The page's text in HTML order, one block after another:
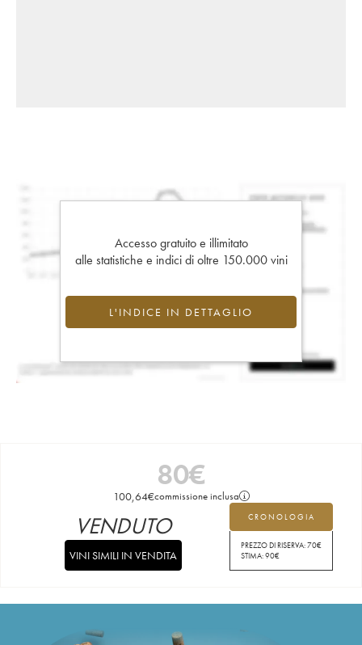
Accesso gratuito e illimitato
alle statistiche e indici di oltre 150.000 vini
L'INDICE IN DETTAGLIO
80€
100,64€commissione inclusa
CRONOLOGIA
PREZZO DI RISERVA:70€
STIMA:90€
VENDUTO
VINI SIMILI IN VENDITA